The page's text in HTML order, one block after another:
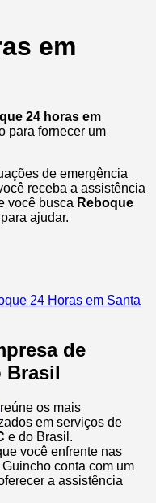
em
24 horas em
para fornecer um
de emergência
receba a assistência
você busca Reboque
ajudar.
24 Horas em Santa
de
Brasil
os mais
em serviços de
e do Brasil .
você enfrente nas
Guincho conta com um
a assistência